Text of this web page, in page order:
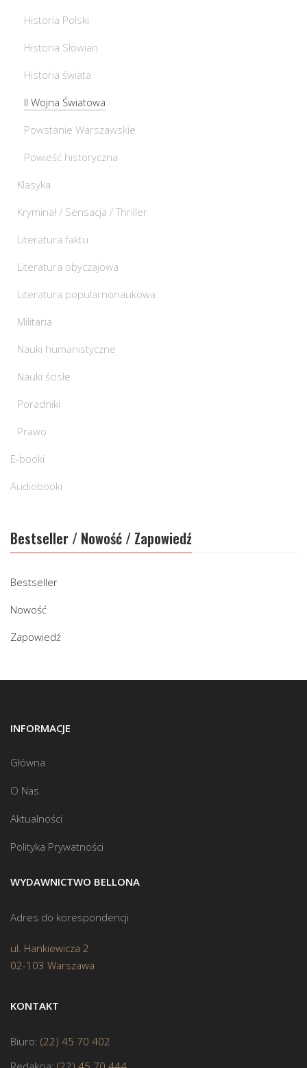
Historia Polski
Historia Słowian
Historia świata
II Wojna Światowa
Powstanie Warszawskie
Powieść historyczna
Klasyka
Kryminał / Sensacja / Thriller
Literatura faktu
Literatura obyczajowa
Literatura popularnonaukowa
Militaria
Nauki humanistyczne
Nauki ścisłe
Poradniki
Prawo
E-booki
Audiobooki
Bestseller / Nowość / Zapowiedź
Bestseller
Nowość
Zapowiedź
INFORMACJE
Główna
O Nas
Aktualności
Polityka Prywatności
WYDAWNICTWO BELLONA
Adres do korespondencji
ul. Hankiewicza 2
02-103 Warszawa
KONTAKT
Biuro: (22) 45 70 402